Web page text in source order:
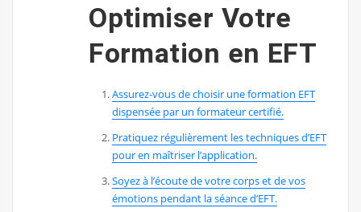
Optimiser Votre
Formation en EFT
Assurez-vous de choisir une formation EFT
dispensée par un formateur certifié.
Pratiquez régulièrement les techniques d’EFT
pour en maîtriser l’application.
Soyez à l’écoute de votre corps et de vos
émotions pendant la séance d’EFT.